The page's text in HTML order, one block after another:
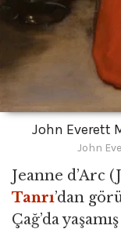
John Everett
John
Jeanne d’Arc
Tanrı’dan
Çağ’da